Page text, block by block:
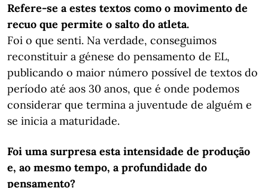
Refere-se a estes textos como o movimento de
recuo que permite o salto do atleta.
Foi o que senti. Na verdade, conseguimos
reconstituir a génese do pensamento de EL,
publicando o maior número possível de textos do
período até aos 30 anos, que é onde podemos
considerar que termina a juventude de alguém e
se inicia a maturidade.
Foi uma surpresa esta intensidade de produção
e, ao mesmo tempo, a profundidade do
pensamento?